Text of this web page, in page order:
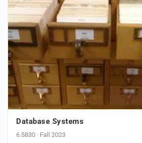
Database Systems
6.5830 · Fall 2023